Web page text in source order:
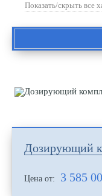
Показать/скрыть все
Дозирующий
Цена от: 3 585